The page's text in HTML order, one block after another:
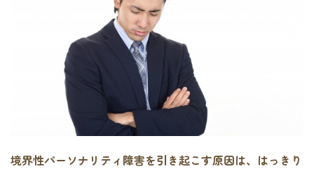
境界性パーソナリティ障害を引き起こす原因は、はっきり